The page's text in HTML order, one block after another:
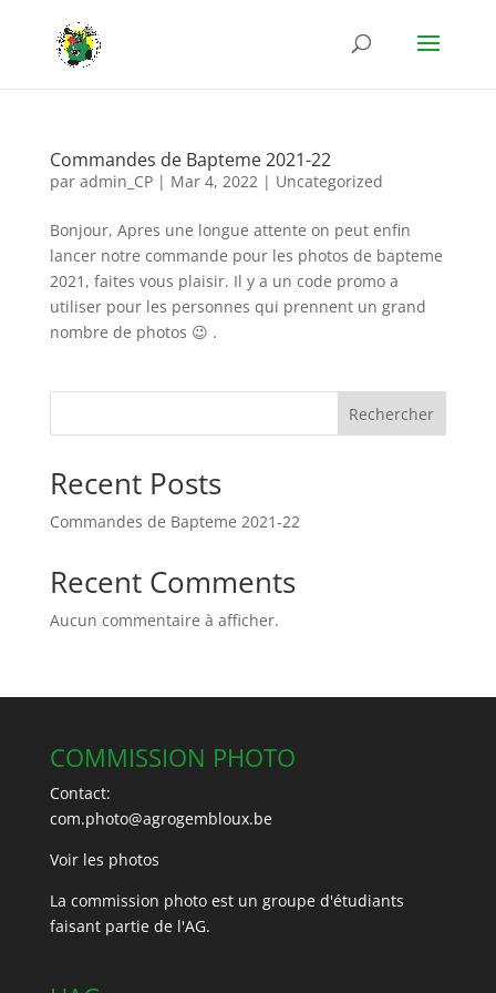
Commandes de Bapteme 2021-22
par admin_CP| Mar 4, 2022| Uncategorized
Bonjour, Apres une longue attente on peut enfin
lancer notre commande pour les photos de bapteme
2021, faites vous plaisir. Il y a un code promo a
utiliser pour les personnes qui prennent un grand
nombre de photos 😉 .
Rechercher
Recent Posts
Commandes de Bapteme 2021-22
Recent Comments
Aucun commentaire à afficher.
COMMISSION PHOTO
Contact:
com.photo@agrogembloux.be
Voir les photos
La commission photo est un groupe d'étudiants
faisant partie de l'AG.